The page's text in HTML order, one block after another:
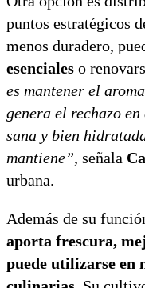
puntos estratégicos
menos duradero,
esenciales o
es mantener el
genera el rechazo
sana y bien
mantiene”, señala
urbana.
Además de su
aporta frescura,
puede utilizarse en